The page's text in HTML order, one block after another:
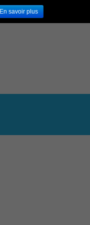
En savoir plus